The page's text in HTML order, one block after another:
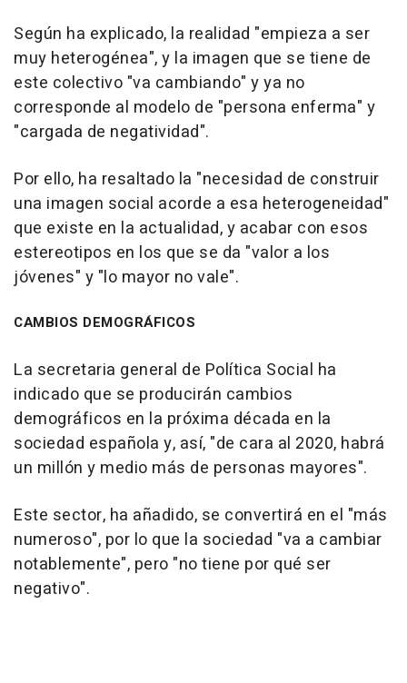
Según ha explicado, la realidad "empieza a ser
muy heterogénea", y la imagen que se tiene de
este colectivo "va cambiando" y ya no
corresponde al modelo de "persona enferma" y
"cargada de negatividad".
Por ello, ha resaltado la "necesidad de construir
una imagen social acorde a esa heterogeneidad"
que existe en la actualidad, y acabar con esos
estereotipos en los que se da "valor a los
jóvenes" y "lo mayor no vale".
CAMBIOS DEMOGRÁFICOS
La secretaria general de Política Social ha
indicado que se producirán cambios
demográficos en la próxima década en la
sociedad española y, así, "de cara al 2020, habrá
un millón y medio más de personas mayores".
Este sector, ha añadido, se convertirá en el "más
numeroso", por lo que la sociedad "va a cambiar
notablemente", pero "no tiene por qué ser
negativo".